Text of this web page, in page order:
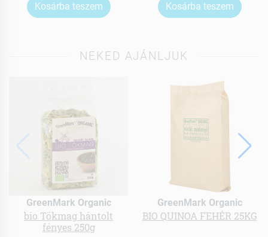
Kosárba teszem Kosárba teszem
NEKED AJÁNLJUK
GreenMark Organic
bio Tökmag hántolt
fényes 250g
GreenMark Organic
BIO QUINOA FEHÉR 25KG